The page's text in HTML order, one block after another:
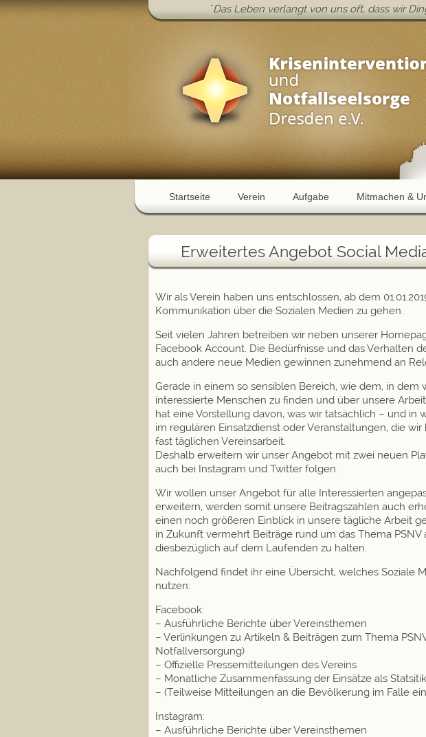
"Das Leben verlangt von uns oft, dass wir
Startseite Verein Aufgabe Mitmachen &
Erweitertes Angebot Social
Wir als Verein haben uns entschlossen, ab dem
Kommunikation über die Sozialen Medien zu gehen.
Seit vielen Jahren betreiben wir neben unserer
Facebook Account. Die Bedürfnisse und das Verhalten
auch andere neue Medien gewinnen zunehmend an
Gerade in einem so sensiblen Bereich, wie dem, in dem
interessierte Menschen zu finden und über unsere
hat eine Vorstellung davon, was wir tatsächlich – und in
im regulären Einsatzdienst oder Veranstaltungen, die
fast täglichen Vereinsarbeit.
Deshalb erweitern wir unser Angebot mit zwei neuen
auch bei Instagram und Twitter folgen.
Wir wollen unser Angebot für alle Interessierten
erweitern, werden somit unsere Beitragszahlen auch
einen noch größeren Einblick in unsere tägliche Arbeit
in Zukunft vermehrt Beiträge rund um das Thema
diesbezüglich auf dem Laufenden zu halten.
Nachfolgend findet ihr eine Übersicht, welches Soziale
nutzen:
Facebook:
– Ausführliche Berichte über Vereinsthemen
– Verlinkungen zu Artikeln & Beiträgen zum Thema
Notfallversorgung)
– Offizielle Pressemitteilungen des Vereins
– Monatliche Zusammenfassung der Einsätze als Statsitik
– (Teilweise Mitteilungen an die Bevölkerung im Falle
Instagram:
– Ausführliche Berichte über Vereinsthemen